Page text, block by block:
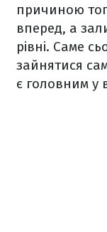
причиною
вперед, а
рівні. Саме
зайнятися
є головним у